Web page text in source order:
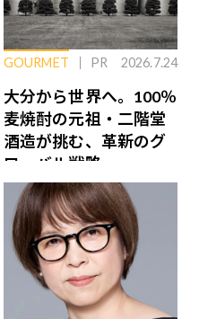
GOURMET PR 2026.7.24
大分から世界へ。100％
麦焼酎の元祖・二階堂
酒造が挑む、革新のグ
ローバル戦略